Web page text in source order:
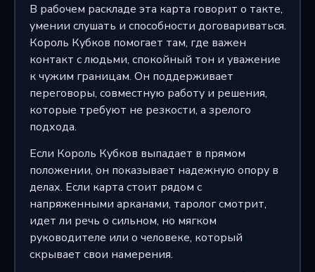
В рабочем раскладе эта карта говорит о такте,
умении слушать и способности договариваться.
Король Кубков помогает там, где важен
контакт с людьми, спокойный тон и уважение
к чужим границам. Он поддерживает
переговоры, совместную работу и решения,
которые требуют не резкости, а зрелого
подхода.
Если Король Кубков выпадает в прямом
положении, он показывает надежную опору в
делах. Если карта стоит рядом с
напряженными арканами, таролог смотрит,
идет ли речь о сильном, но мягком
руководителе или о человеке, который
скрывает свои намерения.